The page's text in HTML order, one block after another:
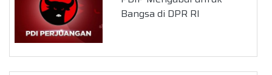
Bangsa di DPR RI